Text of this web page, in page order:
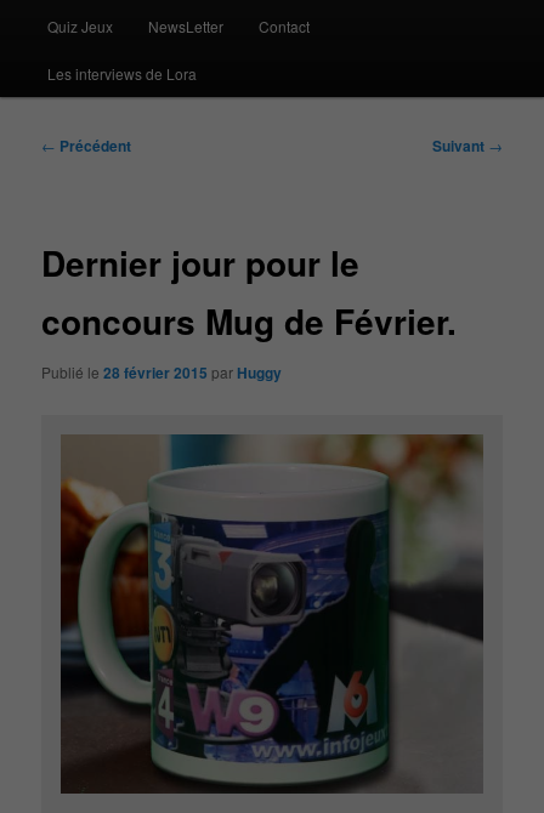
Quiz Jeux NewsLetter Contact
Les interviews de Lora
Navigation
← Précédent Suivant →
Dernier jour pour le
concours Mug de Février.
Publié le28 février 2015 par Huggy